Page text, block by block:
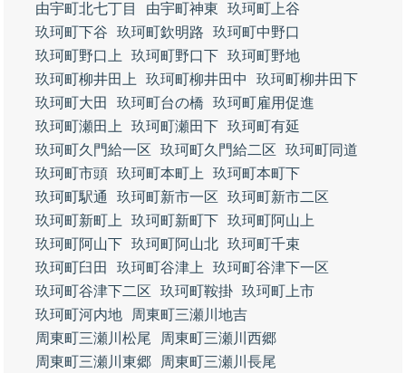
由宇町北七丁目
由宇町神東
玖珂町上谷
玖珂町下谷
玖珂町欽明路
玖珂町中野口
玖珂町野口上
玖珂町野口下 玖珂町野地
玖珂町柳井田上
玖珂町柳井田中
玖珂町柳井田下
玖珂町大田
玖珂町台の橋
玖珂町雇用促進
玖珂町瀬田上
玖珂町瀬田下 玖珂町有延
玖珂町久門給一区
玖珂町久門給二区
玖珂町同道
玖珂町市頭 玖珂町本町上
玖珂町本町下
玖珂町駅通
玖珂町新市一区
玖珂町新市二区
玖珂町新町上
玖珂町新町下 玖珂町阿山上
玖珂町阿山下 玖珂町阿山北 玖珂町千束
玖珂町臼田
玖珂町谷津上
玖珂町谷津下一区
玖珂町谷津下二区
玖珂町鞍掛 玖珂町上市
玖珂町河内地
周東町三瀬川地吉
周東町三瀬川松尾
周東町三瀬川西郷
周東町三瀬川東郷
周東町三瀬川長尾